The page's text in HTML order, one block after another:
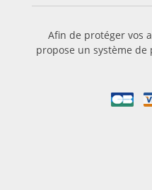
Afin de protéger vos
propose un système